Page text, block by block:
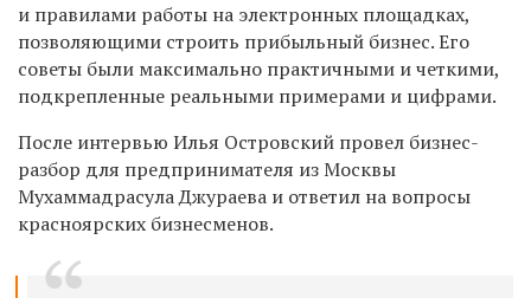
и правилами работы на электронных площадках,
позволяющими строить прибыльный бизнес. Его
советы были максимально практичными и четкими,
подкрепленные реальными примерами и цифрами.
После интервью Илья Островский провел бизнес-
разбор для предпринимателя из Москвы
Мухаммадрасула Джураева и ответил на вопросы
красноярских бизнесменов.